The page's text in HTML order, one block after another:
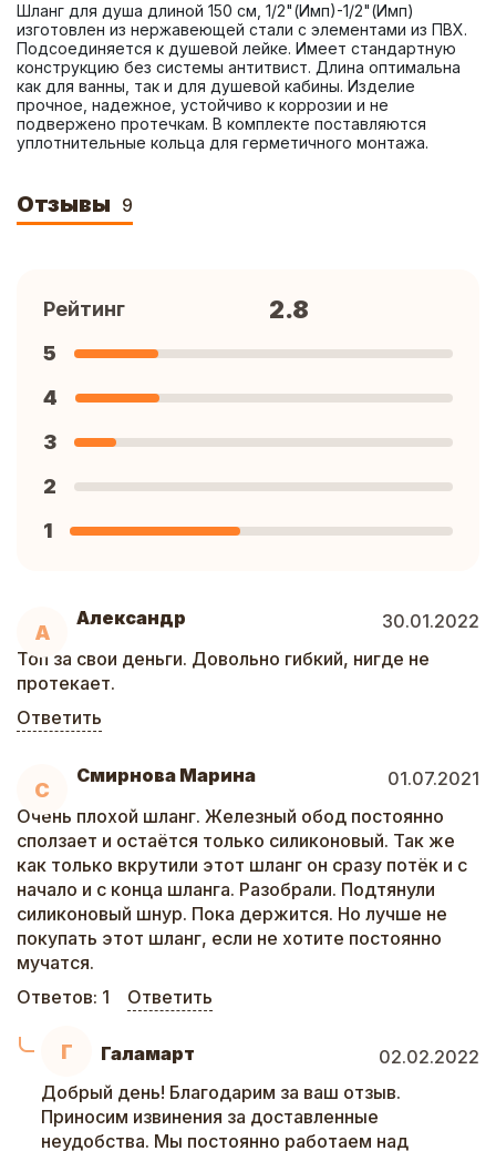
Шланг для душа длиной 150 см, 1/2"(Имп)-1/2"(Имп)
изготовлен из нержавеющей стали с элементами из ПВХ.
Подсоединяется к душевой лейке. Имеет стандартную
конструкцию без системы антитвист. Длина оптимальна
как для ванны, так и для душевой кабины. Изделие
прочное, надежное, устойчиво к коррозии и не
подвержено протечкам. В комплекте поставляются
уплотнительные кольца для герметичного монтажа.
Отзывы 9
А
Александр
30.01.2022
Топ за свои деньги. Довольно гибкий, нигде не
протекает.
Ответить
С
Смирнова Марина
01.07.2021
Очень плохой шланг. Железный обод постоянно
сползает и остаётся только силиконовый. Так же
как только вкрутили этот шланг он сразу потёк и с
начало и с конца шланга. Разобрали. Подтянули
силиконовый шнур. Пока держится. Но лучше не
покупать этот шланг, если не хотите постоянно
мучатся.
Ответов: 1 Ответить
Г Галамарт
02.02.2022
Добрый день! Благодарим за ваш отзыв.
Приносим извинения за доставленные
неудобства. Мы постоянно работаем над
Рейтинг 2.8
5
4
3
2
1